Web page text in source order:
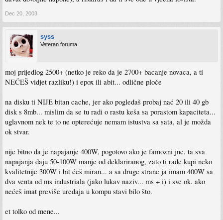
Dec 20, 2003
syss
Veteran foruma
moj prijedlog 2500+ (netko je reko da je 2700+ bacanje novaca, a ti
NEĆEŠ vidjet razliku!) i epox ili abit... odlične ploče
na disku ti NIJE bitan cache, jer ako pogledaš probaj nać 20 ili 40 gb
disk s 8mb... mislim da se tu radi o rastu keša sa porastom kapaciteta...
uglavnom nek te to ne opterećuje nemam istustva sa sata, al je možda
ok stvar.
nije bitno da je napajanje 400W, pogotovo ako je famozni jnc. ta sva
napajanja daju 50-100W manje od deklariranog, zato ti rađe kupi neko
kvalitetnije 300W i bit ćeš miran... a sa druge strane ja imam 400W sa
dva venta od ms industriala (jako lukav naziv... ms + i) i sve ok. ako
nećeš imat previše uređaja u kompu stavi bilo što.
et tolko od mene...